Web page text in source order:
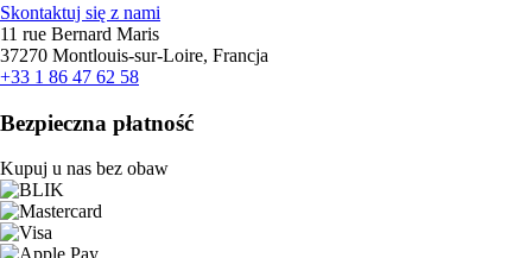
Skontaktuj się z nami
11 rue Bernard Maris
37270 Montlouis-sur-Loire, Francja
+33 1 86 47 62 58
Bezpieczna płatność
Kupuj u nas bez obaw